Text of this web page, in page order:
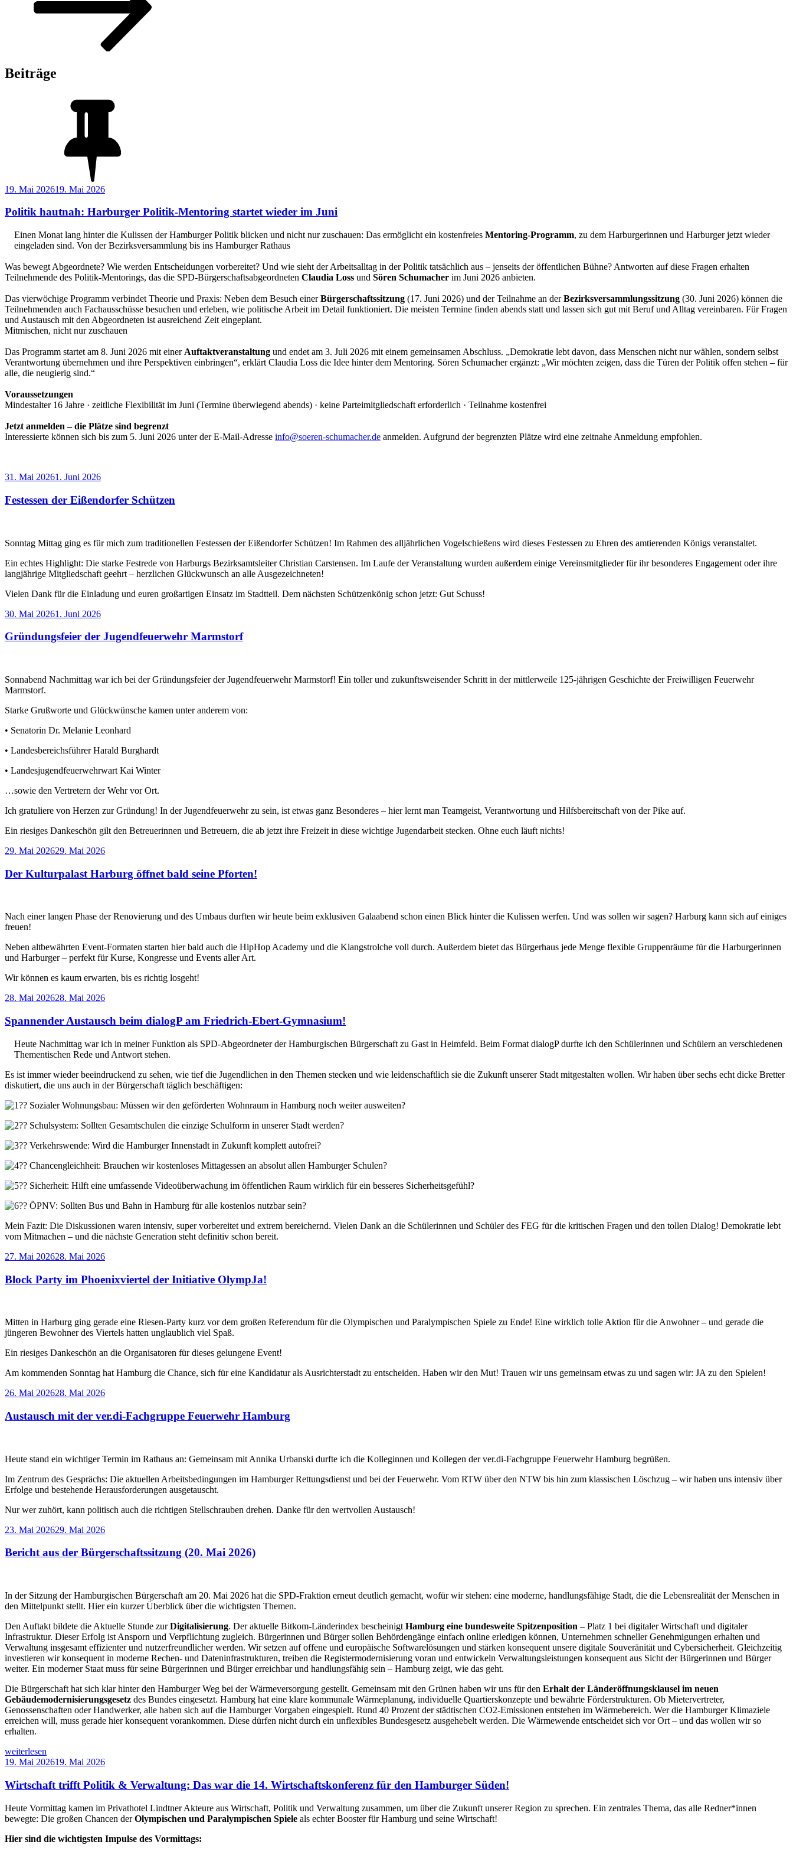
Beiträge
Veröffentlicht
19. Mai 202619. Mai 2026
Politik hautnah: Harburger Politik-Mentoring startet wieder im Juni
Einen Monat lang hinter die Kulissen der Hamburger Politik blicken und nicht nur zuschauen: Das ermöglicht ein kostenfreies Mentoring-Programm, zu dem Harburgerinnen und Harburger jetzt wieder
eingeladen sind. Von der Bezirksversammlung bis ins Hamburger Rathaus
Was bewegt Abgeordnete? Wie werden Entscheidungen vorbereitet? Und wie sieht der Arbeitsalltag in der Politik tatsächlich aus – jenseits der öffentlichen Bühne? Antworten auf diese Fragen erhalten
Teilnehmende des Politik-Mentorings, das die SPD-Bürgerschaftsabgeordneten Claudia Loss und Sören Schumacher im Juni 2026 anbieten.
Das vierwöchige Programm verbindet Theorie und Praxis: Neben dem Besuch einerBürgerschaftssitzung (17. Juni 2026) und der Teilnahme an derBezirksversammlungssitzung (30. Juni 2026) können die
Teilnehmenden auch Fachausschüsse besuchen und erleben, wie politische Arbeit im Detail funktioniert. Die meisten Termine finden abends statt und lassen sich gut mit Beruf und Alltag vereinbaren. Für Fragen
und Austausch mit den Abgeordneten ist ausreichend Zeit eingeplant.
Mitmischen, nicht nur zuschauen
Das Programm startet am 8. Juni 2026 mit einer Auftaktveranstaltung und endet am 3. Juli 2026 mit einem gemeinsamen Abschluss. „Demokratie lebt davon, dass Menschen nicht nur wählen, sondern selbst
Verantwortung übernehmen und ihre Perspektiven einbringen“, erklärt Claudia Loss die Idee hinter dem Mentoring. Sören Schumacher ergänzt: „Wir möchten zeigen, dass die Türen der Politik offen stehen – für
alle, die neugierig sind.“
Voraussetzungen
Mindestalter 16 Jahre · zeitliche Flexibilität im Juni (Termine überwiegend abends) · keine Parteimitgliedschaft erforderlich · Teilnahme kostenfrei
Jetzt anmelden – die Plätze sind begrenzt
Interessierte können sich bis zum 5. Juni 2026 unter der E-Mail-Adresse info@soeren-schumacher.de anmelden. Aufgrund der begrenzten Plätze wird eine zeitnahe Anmeldung empfohlen.
Veröffentlicht
31. Mai 20261. Juni 2026
Festessen der Eißendorfer Schützen
Sonntag Mittag ging es für mich zum traditionellen Festessen der Eißendorfer Schützen! Im Rahmen des alljährlichen Vogelschießens wird dieses Festessen zu Ehren des amtierenden Königs veranstaltet.
Ein echtes Highlight: Die starke Festrede von Harburgs Bezirksamtsleiter Christian Carstensen. Im Laufe der Veranstaltung wurden außerdem einige Vereinsmitglieder für ihr besonderes Engagement oder ihre
langjährige Mitgliedschaft geehrt – herzlichen Glückwunsch an alle Ausgezeichneten!
Vielen Dank für die Einladung und euren großartigen Einsatz im Stadtteil. Dem nächsten Schützenkönig schon jetzt: Gut Schuss!
Veröffentlicht
30. Mai 20261. Juni 2026
Gründungsfeier der Jugendfeuerwehr Marmstorf
Sonnabend Nachmittag war ich bei der Gründungsfeier der Jugendfeuerwehr Marmstorf! Ein toller und zukunftsweisender Schritt in der mittlerweile 125-jährigen Geschichte der Freiwilligen Feuerwehr
Marmstorf.
Starke Grußworte und Glückwünsche kamen unter anderem von:
• Senatorin Dr. Melanie Leonhard
• Landesbereichsführer Harald Burghardt
• Landesjugendfeuerwehrwart Kai Winter
…sowie den Vertretern der Wehr vor Ort.
Ich gratuliere von Herzen zur Gründung! In der Jugendfeuerwehr zu sein, ist etwas ganz Besonderes – hier lernt man Teamgeist, Verantwortung und Hilfsbereitschaft von der Pike auf.
Ein riesiges Dankeschön gilt den Betreuerinnen und Betreuern, die ab jetzt ihre Freizeit in diese wichtige Jugendarbeit stecken. Ohne euch läuft nichts!
Veröffentlicht
29. Mai 202629. Mai 2026
Der Kulturpalast Harburg öffnet bald seine Pforten!
Nach einer langen Phase der Renovierung und des Umbaus durften wir heute beim exklusiven Galaabend schon einen Blick hinter die Kulissen werfen. Und was sollen wir sagen? Harburg kann sich auf einiges
freuen!
Neben altbewährten Event-Formaten starten hier bald auch die HipHop Academy und die Klangstrolche voll durch. Außerdem bietet das Bürgerhaus jede Menge flexible Gruppenräume für die Harburgerinnen
und Harburger – perfekt für Kurse, Kongresse und Events aller Art.
Wir können es kaum erwarten, bis es richtig losgeht!
Veröffentlicht
28. Mai 202628. Mai 2026
Spannender Austausch beim dialogP am Friedrich-Ebert-Gymnasium!
Heute Nachmittag war ich in meiner Funktion als SPD-Abgeordneter der Hamburgischen Bürgerschaft zu Gast in Heimfeld. Beim Format dialogP durfte ich den Schülerinnen und Schülern an verschiedenen
Thementischen Rede und Antwort stehen.
Es ist immer wieder beeindruckend zu sehen, wie tief die Jugendlichen in den Themen stecken und wie leidenschaftlich sie die Zukunft unserer Stadt mitgestalten wollen. Wir haben über sechs echt dicke Bretter
diskutiert, die uns auch in der Bürgerschaft täglich beschäftigen:
Sozialer Wohnungsbau: Müssen wir den geförderten Wohnraum in Hamburg noch weiter ausweiten?
Schulsystem: Sollten Gesamtschulen die einzige Schulform in unserer Stadt werden?
Verkehrswende: Wird die Hamburger Innenstadt in Zukunft komplett autofrei?
Chancengleichheit: Brauchen wir kostenloses Mittagessen an absolut allen Hamburger Schulen?
Sicherheit: Hilft eine umfassende Videoüberwachung im öffentlichen Raum wirklich für ein besseres Sicherheitsgefühl?
ÖPNV: Sollten Bus und Bahn in Hamburg für alle kostenlos nutzbar sein?
Mein Fazit: Die Diskussionen waren intensiv, super vorbereitet und extrem bereichernd. Vielen Dank an die Schülerinnen und Schüler des FEG für die kritischen Fragen und den tollen Dialog! Demokratie lebt
vom Mitmachen – und die nächste Generation steht definitiv schon bereit.
Veröffentlicht
27. Mai 202628. Mai 2026
Block Party im Phoenixviertel der Initiative OlympJa!
Mitten in Harburg ging gerade eine Riesen-Party kurz vor dem großen Referendum für die Olympischen und Paralympischen Spiele zu Ende! Eine wirklich tolle Aktion für die Anwohner – und gerade die
jüngeren Bewohner des Viertels hatten unglaublich viel Spaß.
Ein riesiges Dankeschön an die Organisatoren für dieses gelungene Event!
Am kommenden Sonntag hat Hamburg die Chance, sich für eine Kandidatur als Ausrichterstadt zu entscheiden. Haben wir den Mut! Trauen wir uns gemeinsam etwas zu und sagen wir: JA zu den Spielen!
Veröffentlicht
26. Mai 202628. Mai 2026
Austausch mit der ver.di-Fachgruppe Feuerwehr Hamburg
Heute stand ein wichtiger Termin im Rathaus an: Gemeinsam mit Annika Urbanski durfte ich die Kolleginnen und Kollegen der ver.di-Fachgruppe Feuerwehr Hamburg begrüßen.
Im Zentrum des Gesprächs: Die aktuellen Arbeitsbedingungen im Hamburger Rettungsdienst und bei der Feuerwehr. Vom RTW über den NTW bis hin zum klassischen Löschzug – wir haben uns intensiv über
Erfolge und bestehende Herausforderungen ausgetauscht.
Nur wer zuhört, kann politisch auch die richtigen Stellschrauben drehen. Danke für den wertvollen Austausch!
Veröffentlicht
23. Mai 202629. Mai 2026
Bericht aus der Bürgerschaftssitzung (20. Mai 2026)
In der Sitzung der Hamburgischen Bürgerschaft am 20. Mai 2026 hat die SPD-Fraktion erneut deutlich gemacht, wofür wir stehen: eine moderne, handlungsfähige Stadt, die die Lebensrealität der Menschen in
den Mittelpunkt stellt. Hier ein kurzer Überblick über die wichtigsten Themen.
Den Auftakt bildete die Aktuelle Stunde zurDigitalisierung. Der aktuelle Bitkom-Länderindex bescheinigt Hamburg eine bundesweite Spitzenposition – Platz 1 bei digitaler Wirtschaft und digitaler
Infrastruktur. Dieser Erfolg ist Ansporn und Verpflichtung zugleich. Bürgerinnen und Bürger sollen Behördengänge einfach online erledigen können, Unternehmen schneller Genehmigungen erhalten und
Verwaltung insgesamt effizienter und nutzerfreundlicher werden. Wir setzen auf offene und europäische Softwarelösungen und stärken konsequent unsere digitale Souveränität und Cybersicherheit. Gleichzeitig
investieren wir konsequent in moderne Rechen- und Dateninfrastrukturen, treiben die Registermodernisierung voran und entwickeln Verwaltungsleistungen konsequent aus Sicht der Bürgerinnen und Bürger
weiter. Ein moderner Staat muss für seine Bürgerinnen und Bürger erreichbar und handlungsfähig sein – Hamburg zeigt, wie das geht.
Die Bürgerschaft hat sich klar hinter den Hamburger Weg bei der Wärmeversorgung gestellt. Gemeinsam mit den Grünen haben wir uns für den Erhalt der Länderöffnungsklausel im neuen
Gebäudemodernisierungsgesetz des Bundes eingesetzt. Hamburg hat eine klare kommunale Wärmeplanung, individuelle Quartierskonzepte und bewährte Förderstrukturen. Ob Mietervertreter,
Genossenschaften oder Handwerker, alle haben sich auf die Hamburger Vorgaben eingespielt. Rund 40 Prozent der städtischen CO2-Emissionen entstehen im Wärmebereich. Wer die Hamburger Klimaziele
erreichen will, muss gerade hier konsequent vorankommen. Diese dürfen nicht durch ein unflexibles Bundesgesetz ausgehebelt werden. Die Wärmewende entscheidet sich vor Ort – und das wollen wir so
erhalten.
„Bericht
aus
Bürgerschaftssitzung
(20.
Mai
2026)“
weiterlesen
Veröffentlicht
19. Mai 202619. Mai 2026
Wirtschaft trifft Politik & Verwaltung: Das war die 14. Wirtschaftskonferenz für den Hamburger Süden!
Heute Vormittag kamen im Privathotel Lindtner Akteure aus Wirtschaft, Politik und Verwaltung zusammen, um über die Zukunft unserer Region zu sprechen. Ein zentrales Thema, das alle Redner*innen
bewegte: Die großen Chancen derOlympischen und Paralympischen Spiele als echter Booster für Hamburg und seine Wirtschaft!
Hier sind die wichtigsten Impulse des Vormittags: